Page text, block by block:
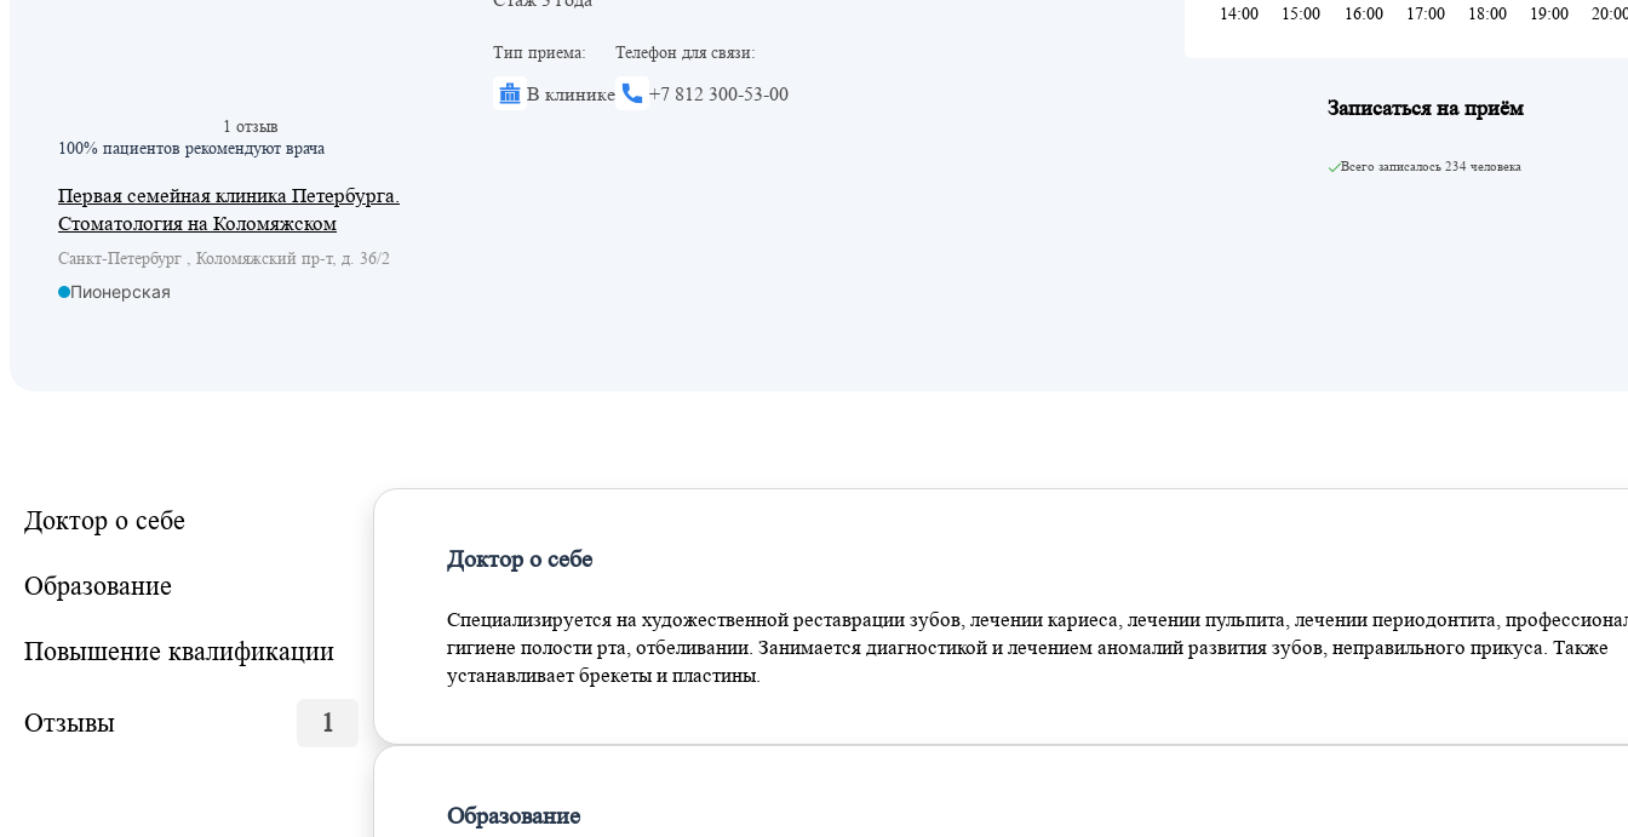
1 отзыв
100% пациентов рекомендуют врача
Первая семейная клиника Петербурга.
Стоматология на Коломяжском
Санкт-Петербург , Коломяжский пр-т, д. 36/2
Пионерская
Тип приема:
В клинике
Телефон для связи:
+7 812 300-53-00
14:00 15:00 16:00 17:00 18:00 19:00
Записаться на приём
Всего записалось234 человека
Доктор о себе
Образование
Повышение квалификации
Отзывы 1
Доктор о себе
Специализируется на художественной реставрации зубов, лечении кариеса, лечении пульпита, лечении периодонтита,
гигиене полости рта, отбеливании. Занимается диагностикой и лечением аномалий развития зубов, неправильного прикуса. Также
устанавливает брекеты и пластины.
Образование